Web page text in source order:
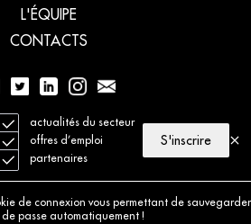
actualités du secteur
offres d’emploi
partenaires
S'inscrire
de connexion vous permettant de sauvegarder
de passe automatiquement !
L'ÉQUIPE
CONTACTS
01 56 77 04 00
Musicien. Tous droits réservés
déontologique